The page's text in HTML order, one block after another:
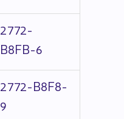
2772-
B8FB-6
2772-B8F8-
9